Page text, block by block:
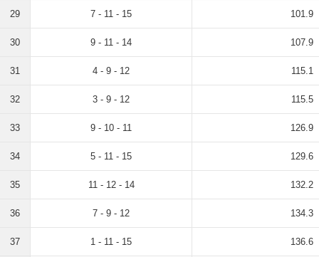
29 7 - 11 - 15 101.9
30 9 - 11 - 14 107.9
31 4 - 9 - 12 115.1
32 3 - 9 - 12 115.5
33 9 - 10 - 11 126.9
34 5 - 11 - 15 129.6
35 11 - 12 - 14 132.2
36 7 - 9 - 12 134.3
37 1 - 11 - 15 136.6